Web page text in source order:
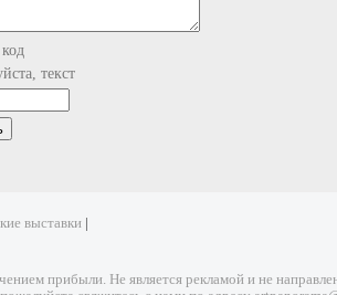
текст
выставки
прибыли. Не является рекламой и не